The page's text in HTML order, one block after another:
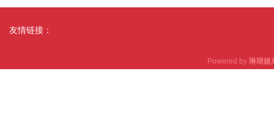
友情链接：
Powered by 琳琅娱